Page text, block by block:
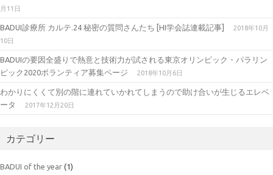
月11日
BADUI診療所 カルテ.24 秘密の質問さんたち [HI学会誌連載記事]
2018年10月
10日
BADUIの要因全盛りで熱意と技術力が試される東京オリンピック・パラリン
ピック2020ボランティア募集ページ
2018年10月6日
わかりにくくて別の階に連れていかれてしまうので助け合いが生じるエレベ
ータ
2017年12月20日
カテゴリー
BADUI of the year (1)